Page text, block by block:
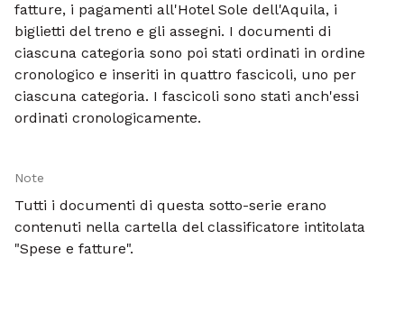
fatture, i pagamenti all'Hotel Sole dell'Aquila, i
biglietti del treno e gli assegni. I documenti di
ciascuna categoria sono poi stati ordinati in ordine
cronologico e inseriti in quattro fascicoli, uno per
ciascuna categoria. I fascicoli sono stati anch'essi
ordinati cronologicamente.
Note
Tutti i documenti di questa sotto-serie erano
contenuti nella cartella del classificatore intitolata
"Spese e fatture".